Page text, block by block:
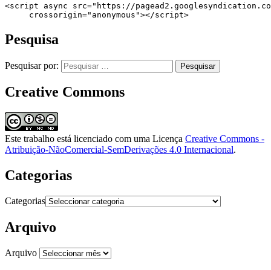
<script async src="https://
     crossorigin="anonymous"></script>
Pesquisa
Pesquisar por:
Creative Commons
Este trabalho está licenciado com uma Licença Creative Commons -
Atribuição-NãoComercial-SemDerivações 4.0 Internacional.
Categorias
Categorias
Arquivo
Arquivo